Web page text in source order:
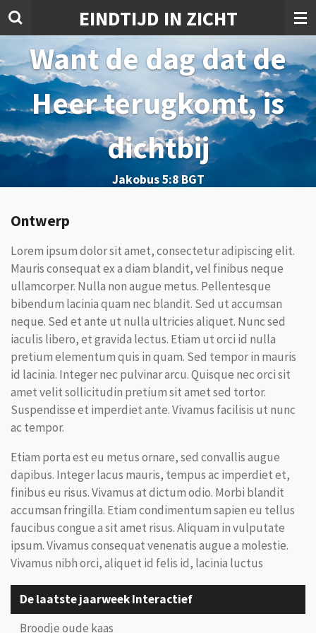
Ga
direct
naar
de
hoofdinhoud
EINDTIJD IN ZICHT
Want de dag dat de
Heer terugkomt, is
dichtbij
Jakobus 5:8 BGT
Ontwerp
Lorem ipsum dolor sit amet, consectetur adipiscing elit.
Mauris consequat ex a diam blandit, vel finibus neque
ullamcorper. Nulla non augue metus. Pellentesque
bibendum lacinia quam nec blandit. Sed ut accumsan
neque. Sed et ante ut nulla ultricies aliquet. Nunc sed
iaculis libero, et gravida lectus. Etiam ut orci id nulla
pretium elementum quis in quam. Sed tempor in mauris
id lacinia. Integer nec pulvinar arcu. Quisque nec orci sit
amet velit sollicitudin pretium sit amet sed tortor.
Suspendisse et imperdiet ante. Vivamus facilisis ut nunc
ac tempor.
Etiam porta est eu metus ornare, sed convallis augue
dapibus. Integer lacus mauris, tempus ac imperdiet et,
finibus eu risus. Vivamus at dictum odio. Morbi blandit
accumsan fringilla. Etiam condimentum sapien eu tellus
faucibus congue a sit amet risus. Aliquam in vulputate
ipsum. Vivamus consequat venenatis augue a molestie.
Vivamus nibh orci, aliquet id felis id, lacinia luctus
De laatste jaarweek Interactief
Broodje oude kaas